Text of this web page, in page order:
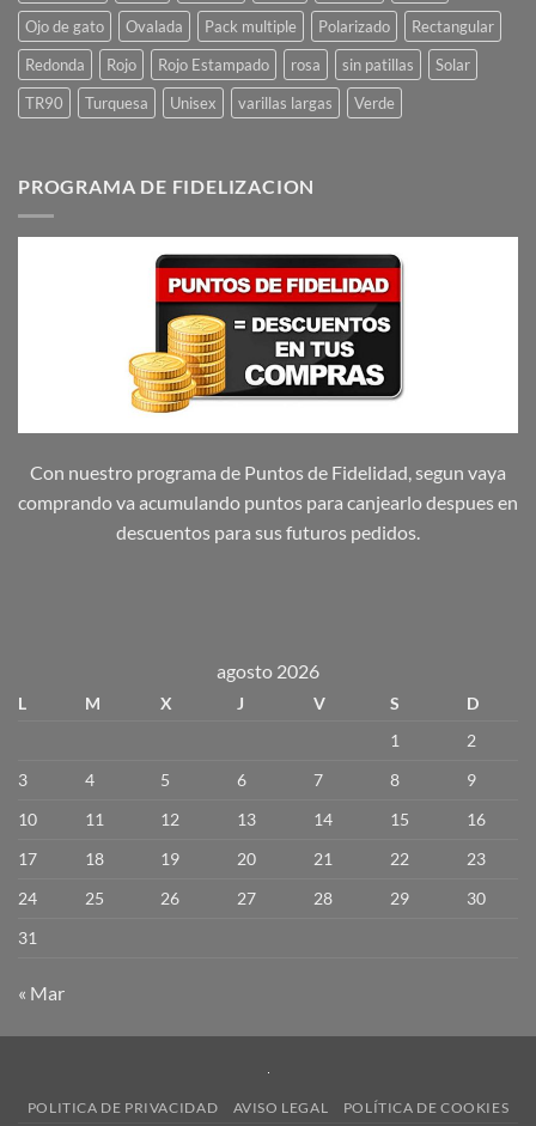
Ojo de gato
Ovalada Pack multiple Polarizado
Rectangular
Redonda
Rojo Rojo Estampado rosa sin patillas
Solar
TR90
Turquesa Unisex varillas largas Verde
PROGRAMA DE FIDELIZACION
Con nuestro programa de Puntos de Fidelidad, segun vaya
comprando va acumulando puntos para canjearlo despues en
descuentos para sus futuros pedidos.
agosto 2026
L M X J V S
D
1
2
3
4 5 6 7 8
9
10
11 12 13 14 15
16
17
18 19 20 21 22
23
24
25 26 27 28 29
30
31
« Mar
POLITICA DE PRIVACIDAD AVISO LEGAL POLÍTICA DE COOKIES